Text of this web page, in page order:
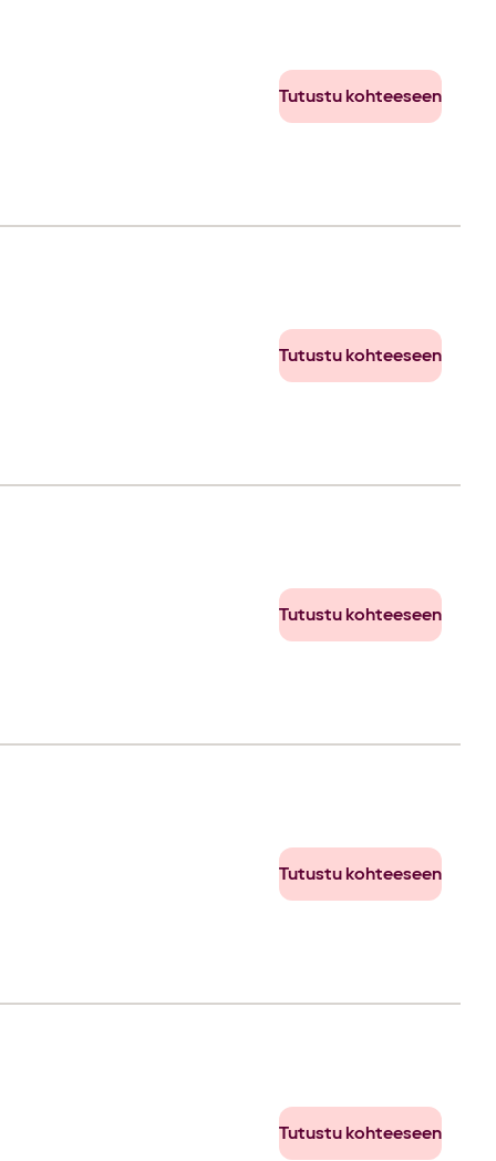
Tutustu kohteeseen
Tutustu kohteeseen
Tutustu kohteeseen
Tutustu kohteeseen
Tutustu kohteeseen